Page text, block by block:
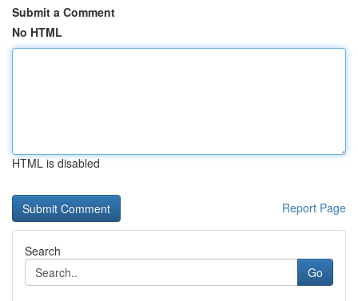
Submit a Comment
No HTML
HTML is disabled
Report Page
Search
Go